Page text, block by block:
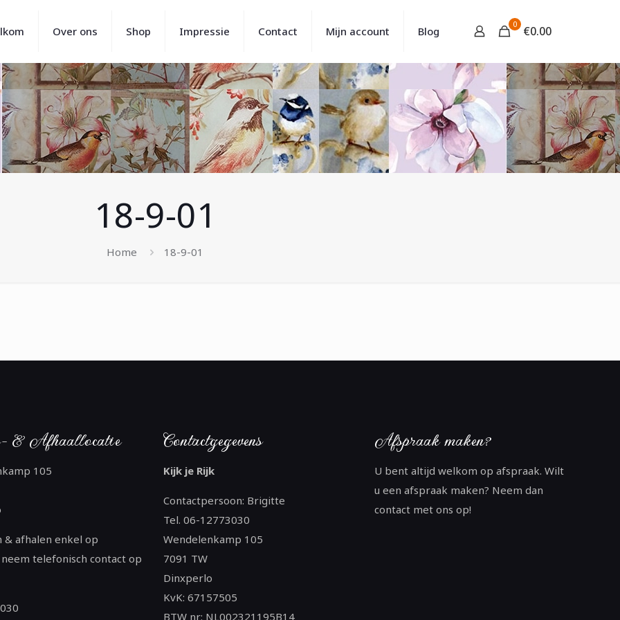
Over ons Shop Impressie Contact Mijn account Blog
0 €0.00
18-9-01
Home 18-9-01
& Afhaallocatie
105
& afhalen enkel op
telefonisch contact op
Contactgegevens
Kijk je Rijk
Contactpersoon: Brigitte
Tel. 06-12773030
Wendelenkamp 105
7091 TW
Dinxperlo
KvK: 67157505
BTW nr: NL002321195B14
Afspraak maken?
U bent altijd welkom op afspraak. Wilt
u een afspraak maken? Neem dan
contact met ons op!